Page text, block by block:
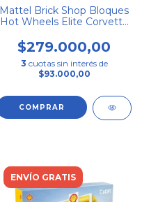
Mattel Brick Shop Bloques
Hot Wheels Elite Corvette
$279.000,00
3 cuotas sin interés de
$93.000,00
ENVÍO GRATIS